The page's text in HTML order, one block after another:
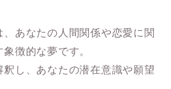
あなたの人間関係や恋愛に関
徴的な夢です。
し、あなたの潜在意識や願望